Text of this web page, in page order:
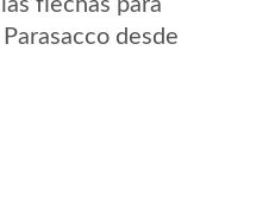
flechas para
desde